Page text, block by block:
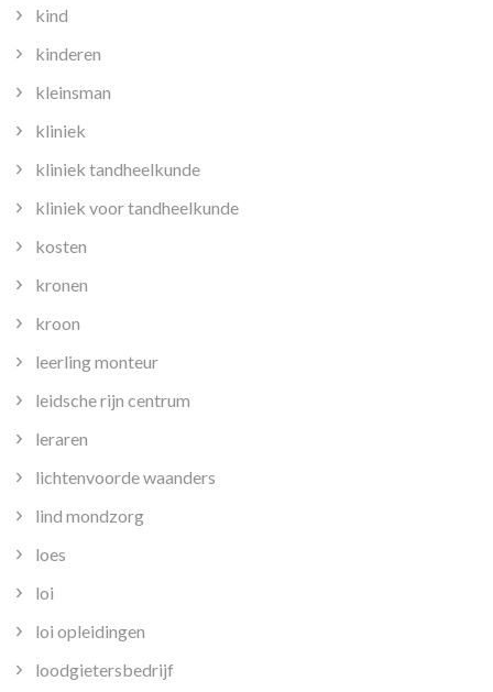
kind
kinderen
kleinsman
kliniek
kliniek tandheelkunde
kliniek voor tandheelkunde
kosten
kronen
kroon
leerling monteur
leidsche rijn centrum
leraren
lichtenvoorde waanders
lind mondzorg
loes
loi
loi opleidingen
loodgietersbedrijf